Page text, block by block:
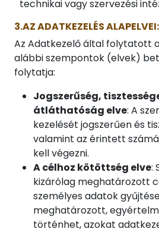
technikai vagy szervezési
3.AZ ADATKEZELÉS ALAPELVEI:
Az Adatkezelő által folytatott
alábbi szempontok (elvek)
folytatja:
Jogszerűség,
átláthatóság elve: A
kezelését jogszerűen és
valamint az érintett
kell végezni.
A célhoz kötöttség elve:
kizárólag meghatározott
személyes adatok
meghatározott,
történhet, azokat